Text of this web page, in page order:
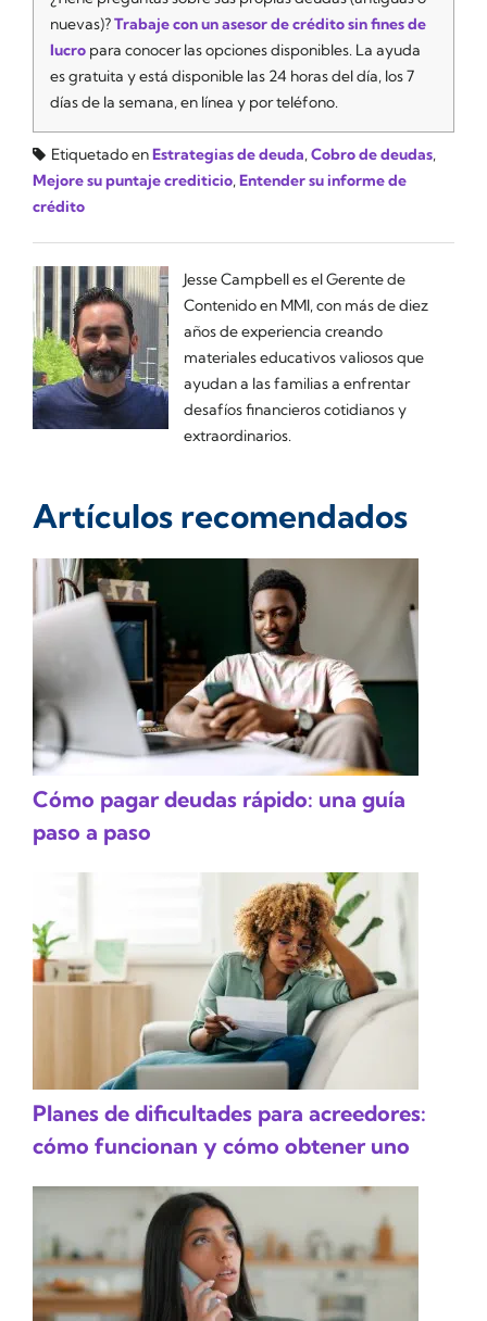
nuevas)?Trabaje con un asesor de crédito sin fines de
lucro para conocer las opciones disponibles. La ayuda
es gratuita y está disponible las 24 horas del día, los 7
días de la semana, en línea y por teléfono.
Etiquetado enEstrategias de deuda,Cobro de deudas,
Mejore su puntaje crediticio,Entender su informe de
crédito
Jesse Campbell es el Gerente de
Contenido en MMI, con más de diez
años de experiencia creando
materiales educativos valiosos que
ayudan a las familias a enfrentar
desafíos financieros cotidianos y
extraordinarios.
Artículos recomendados
Cómo pagar deudas rápido: una guía
paso a paso
Planes de dificultades para acreedores:
cómo funcionan y cómo obtener uno